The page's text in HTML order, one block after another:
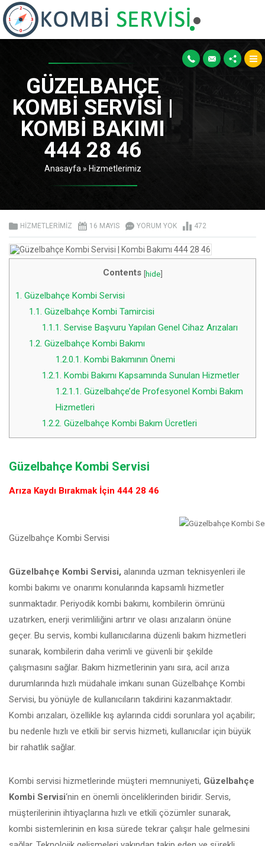
GÜZELBAHÇE
KOMBI SERVISI |
KOMBI BAKIMI
444 28 46
Anasayfa » Hizmetlerimiz
HIZMETLERIMIZ 16 MAYIS YORUM YOK 472
Contents [hide]
1. Güzelbahçe Kombi Servisi
1.1. Güzelbahçe Kombi Tamircisi
1.1.1. Servise Başvuru Yapılan Genel Cihaz Arızaları
1.2. Güzelbahçe Kombi Bakımı
1.2.0.1. Kombi Bakımının Önemi
1.2.1. Kombi Bakımı Kapsamında Sunulan Hizmetler
1.2.1.1. Güzelbahçe’de Profesyonel Kombi Bakım
Hizmetleri
1.2.2. Güzelbahçe Kombi Bakım Ücretleri
Güzelbahçe Kombi Servisi
Arıza Kaydı Bırakmak İçin 444 28 46
Güzelbahçe Kombi Servisi
Güzelbahçe Kombi Servisi, alanında uzman teknisyenleri ile
kombi bakımı ve onarımı konularında kapsamlı hizmetler
sunmaktadır. Periyodik kombi bakımı, kombilerin ömrünü
uzatırken, enerji verimliliğini artırır ve olası arızaların önüne
geçer. Bu servis, kombi kullanıcılarına düzenli bakım hizmetleri
sunarak, kombilerin daha verimli ve güvenli bir şekilde
çalışmasını sağlar. Bakım hizmetlerinin yanı sıra, acil arıza
durumlarında hızlı müdahale imkanı sunan Güzelbahçe Kombi
Servisi, bu yönüyle de kullanıcıların takdirini kazanmaktadır.
Kombi arızaları, özellikle kış aylarında ciddi sorunlara yol açabilir;
bu nedenle hızlı ve etkili bir servis hizmeti, kullanıcılar için büyük
bir rahatlık sağlar.
Kombi servisi hizmetlerinde müşteri memnuniyeti, Güzelbahçe
Kombi Servisi‘nin en önemli önceliklerinden biridir. Servis,
müşterilerinin ihtiyaçlarına hızlı ve etkili çözümler sunarak,
kombi sistemlerinin en kısa sürede tekrar çalışır hale gelmesini